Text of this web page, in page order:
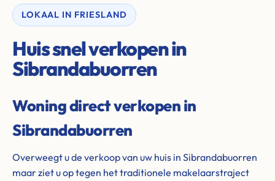
LOKAAL IN FRIESLAND
Huis snel verkopen in
Sibrandabuorren
Woning direct verkopen in
Sibrandabuorren
Overweegt u de verkoop van uw huis in Sibrandabuorren
maar ziet u op tegen het traditionele makelaarstraject